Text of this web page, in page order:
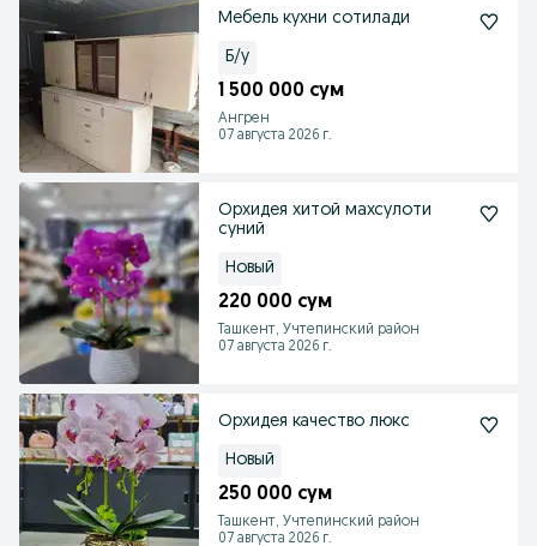
Мебель кухни сотилади
Б/у
1 500 000 сум
Ангрен
07 августа 2026 г.
Орхидея хитой махсулоти
суний
Новый
220 000 сум
Ташкент, Учтепинский район
07 августа 2026 г.
Орхидея качество люкс
Новый
250 000 сум
Ташкент, Учтепинский район
07 августа 2026 г.